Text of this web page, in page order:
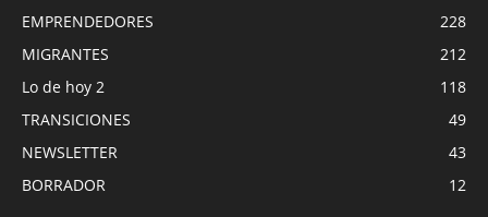
EMPRENDEDORES
228
MIGRANTES
212
Lo de hoy 2
118
TRANSICIONES
49
NEWSLETTER
43
BORRADOR
12